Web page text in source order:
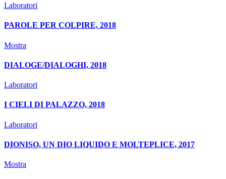
Laboratori
PAROLE PER COLPIRE, 2018
Mostra
DIALOGE/DIALOGHI, 2018
Laboratori
I CIELI DI PALAZZO, 2018
Laboratori
DIONISO, UN DIO LIQUIDO E MOLTEPLICE, 2017
Mostra